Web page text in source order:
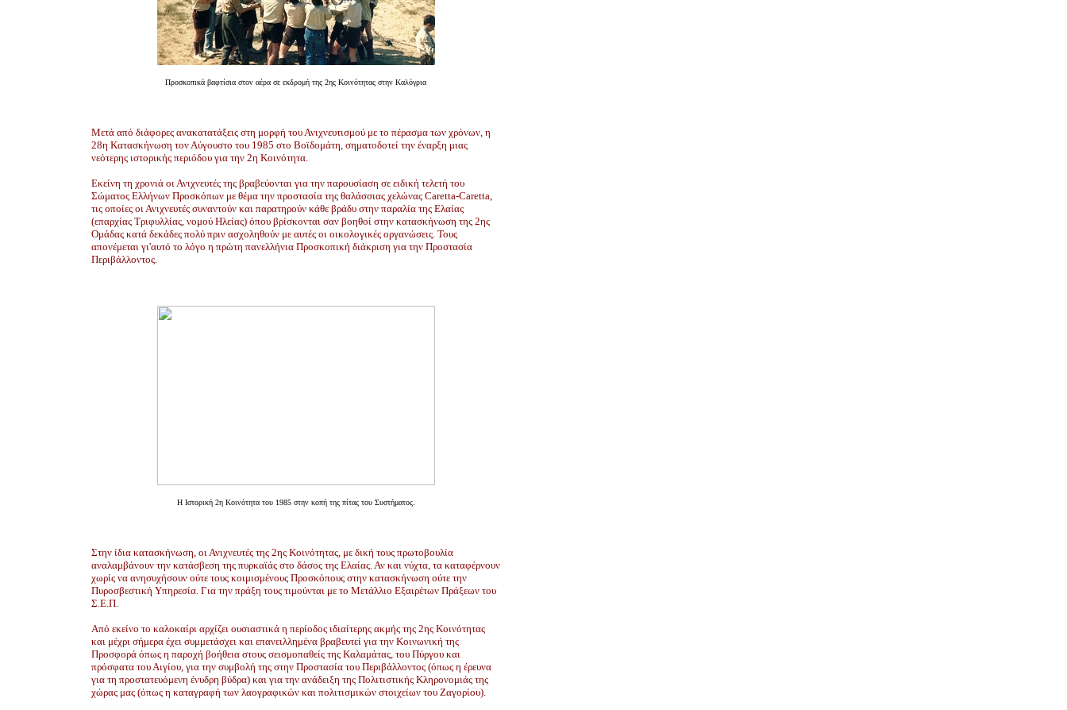
Προσκοπικά βαφτίσια στον αέρα σε εκδρομή της 2ης Κοινότητας στην Καλόγρια
Μετά από διάφορες ανακατατάξεις στη μορφή του Ανιχνευτισμού με το πέρασμα των χρόνων, η
28η Κατασκήνωση τον Αύγουστο του 1985 στο Βοϊδομάτη, σηματοδοτεί την έναρξη μιας
νεότερης ιστορικής περιόδου για την 2η Κοινότητα.
Εκείνη τη χρονιά οι Ανιχνευτές της βραβεύονται για την παρουσίαση σε ειδική τελετή του
Σώματος Ελλήνων Προσκόπων με θέμα την προστασία της θαλάσσιας χελώνας Caretta-Caretta,
τις οποίες οι Ανιχνευτές συναντούν και παρατηρούν κάθε βράδυ στην παραλία της Ελαίας
(επαρχίας Τριφυλλίας, νομού Ηλείας) όπου βρίσκονται σαν βοηθοί στην κατασκήνωση της 2ης
Ομάδας κατά δεκάδες πολύ πριν ασχοληθούν με αυτές οι οικολογικές οργανώσεις. Τους
απονέμεται γι'αυτό το λόγο η πρώτη πανελλήνια Προσκοπική διάκριση για την Προστασία
Περιβάλλοντος.
Η Ιστορική 2η Κοινότητα του 1985 στην κοπή της πίτας του Συστήματος.
Στην ίδια κατασκήνωση, οι Ανιχνευτές της 2ης Κοινότητας, με δική τους πρωτοβουλία
αναλαμβάνουν την κατάσβεση της πυρκαϊάς στο δάσος της Ελαίας. Αν και νύχτα, τα καταφέρνουν
χωρίς να ανησυχήσουν ούτε τους κοιμισμένους Προσκόπους στην κατασκήνωση ούτε την
Πυροσβεστική Υπηρεσία. Για την πράξη τους τιμούνται με το Μετάλλιο Εξαιρέτων Πράξεων του
Σ.Ε.Π.
Από εκείνο το καλοκαίρι αρχίζει ουσιαστικά η περίοδος ιδιαίτερης ακμής της 2ης Κοινότητας
και μέχρι σήμερα έχει συμμετάσχει και επανειλλημένα βραβευτεί για την Κοινωνική της
Προσφορά όπως η παροχή βοήθεια στους σεισμοπαθείς της Καλαμάτας, του Πύργου και
πρόσφατα του Αιγίου, για την συμβολή της στην Προστασία του Περιβάλλοντος (όπως η έρευνα
για τη προστατευόμενη ένυδρη βύδρα) και για την ανάδειξη της Πολιτιστικής Κληρονομιάς της
χώρας μας (όπως η καταγραφή των λαογραφικών και πολιτισμικών στοιχείων του Ζαγορίου).